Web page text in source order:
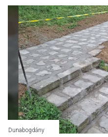
Dunabogdány